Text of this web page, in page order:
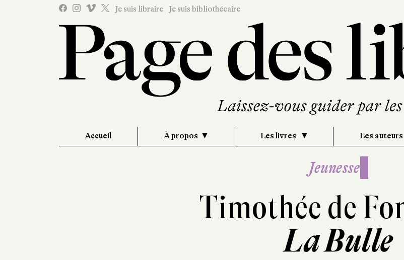
Je suis libraire Je suis bibliothécaire
Accueil À propos Les livres Les auteurs
Jeunesse
Timothée de
La Bulle